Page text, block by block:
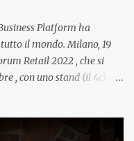
Platform ha
il mondo. Milano, 19
Retail 2022 , che si
, con uno stand (il 4c) e